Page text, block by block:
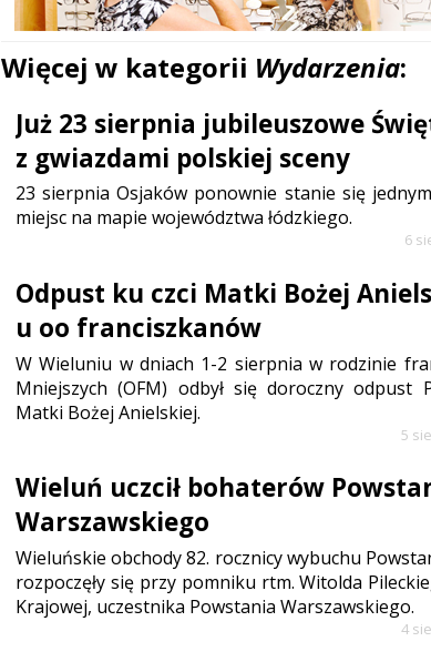
Więcej w kategorii Wydarzenia:
Już 23 sierpnia jubileuszowe
z gwiazdami polskiej sceny
23 sierpnia Osjaków ponownie stanie się
miejsc na mapie województwa łódzkiego.
6
Odpust ku czci Matki Bożej
u oo franciszkanów
W Wieluniu w dniach 1-2 sierpnia w rodzinie
Mniejszych (OFM) odbył się doroczny odpust
Matki Bożej Anielskiej.
5
Wieluń uczcił bohaterów
Warszawskiego
Wieluńskie obchody 82. rocznicy wybuchu
rozpoczęły się przy pomniku rtm. Witolda
Krajowej, uczestnika Powstania Warszawskiego.
4